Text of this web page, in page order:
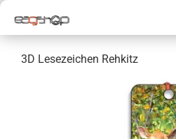
3D Lesezeichen Rehkitz